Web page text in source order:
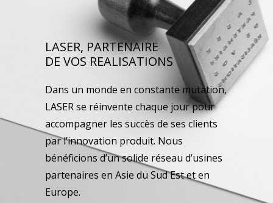
LASER, PARTENAIRE
DE VOS REALISATIONS
Dans un monde en constante mutation,
LASER se réinvente chaque jour pour
accompagner les succès de ses clients
par l’innovation produit. Nous
bénéficions d’un solide réseau d’usines
partenaires en Asie du Sud Est et en
Europe.